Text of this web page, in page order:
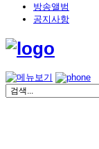
방송앨범
공지사항